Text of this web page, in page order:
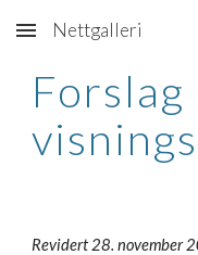
Skip to main content
Nettgalleri
Forslag
Revidert 28. november